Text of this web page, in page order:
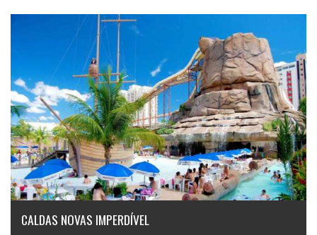
CALDAS NOVAS IMPERDÍVEL